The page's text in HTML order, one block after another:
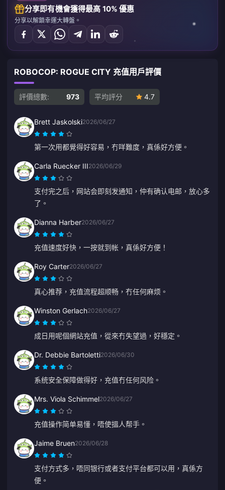
分享即有機會獲得最高 10% 優惠
分享以解鎖幸運大轉盤。
ROBOCOP: ROGUE CITY 充值用戶評價
評價總數: 973 平均評分 4.7
Brett Jaskolski2026/06/27
第一次用都覺得好容易，冇咩難度，真係好方便。
Carla Ruecker III2026/06/29
支付完之后，网站会即刻发通知，仲有确认电邮，放心多
了。
Dianna Harber2026/06/27
充值速度好快，一按就到帐，真係好方便！
Roy Carter2026/06/27
真心推荐，充值流程超顺畅，冇任何麻烦。
Winston Gerlach2026/06/27
成日用呢個網站充值，從來冇失望過，好穩定。
Dr. Debbie Bartoletti2026/06/30
系统安全保障做得好，充值冇任何风险。
Mrs. Viola Schimmel2026/06/27
充值操作简单易懂，唔使搵人帮手。
Jaime Bruen2026/06/28
支付方式多，唔同银行或者支付平台都可以用，真係方
便。